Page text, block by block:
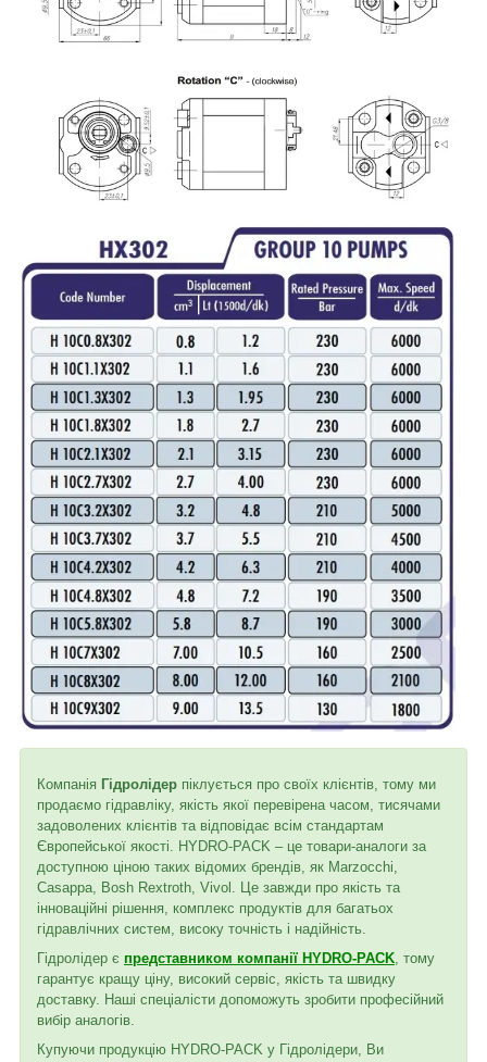
Компанія Гідролідер піклується про своїх клієнтів, тому ми
продаємо гідравліку, якість якої перевірена часом, тисячами
задоволених клієнтів та відповідає всім стандартам
Європейської якості. HYDRO-PACK – це товари-аналоги за
доступною ціною таких відомих брендів, як Marzocchi,
Casappa, Bosh Rextroth, Vivol. Це завжди про якість та
інноваційні рішення, комплекс продуктів для багатьох
гідравлічних систем, високу точність і надійність.
Гідролідер є представником компанії HYDRO-PACK , тому
гарантує кращу ціну, високий сервіс, якість та швидку
доставку. Наші спеціалісти допоможуть зробити професійний
вибір аналогів.
Купуючи продукцію HYDRO-PACK у Гідролідери, Ви